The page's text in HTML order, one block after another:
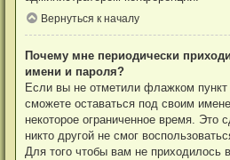
Вернуться к началу
Почему мне периодически
имени и пароля?
Если вы не отметили флажком
сможете оставаться под своим
некоторое ограниченное время. Это
никто другой не смог
Для того чтобы вам не приходилось